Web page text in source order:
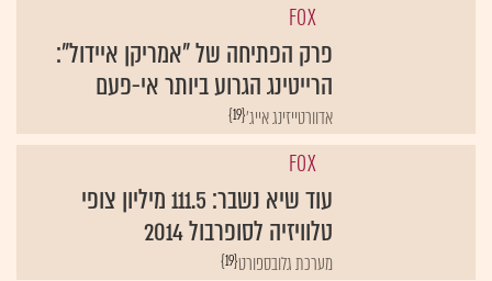
FOX
פרק הפתיחה של "אמריקן איידול":
הרייטינג הגרוע ביותר אי-פעם
{19}אדוורטייזינג אייג'
FOX
עוד שיא נשבר: 111.5 מיליון צופי
טלוויזיה לסופרבול 2014
{19}מערכת גלובספורט